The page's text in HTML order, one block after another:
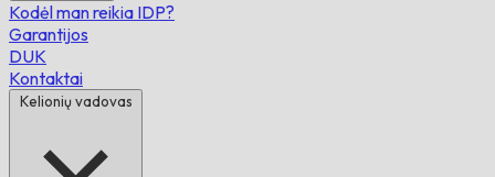
Kodėl man reikia IDP?
Garantijos
DUK
Kontaktai
Kelionių vadovas